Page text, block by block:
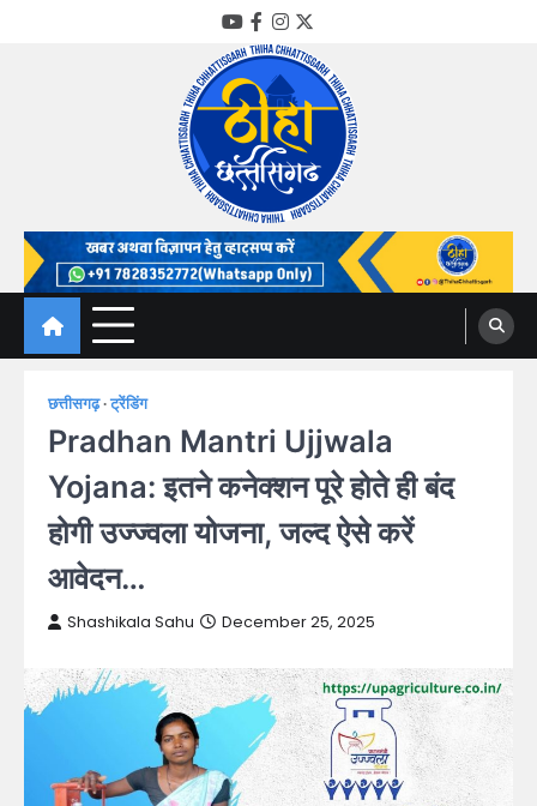
YouTube
Facebook
Instagram
Twitter
Thiha Chhattisgarh
गोठ जन-जन के
छत्तीसगढ़ ट्रेंडिंग
Pradhan Mantri Ujjwala
Yojana: इतने कनेक्शन पूरे होते ही बंद
होगी उज्ज्वला योजना, जल्द ऐसे करें
आवेदन…
Shashikala Sahu December 25, 2025